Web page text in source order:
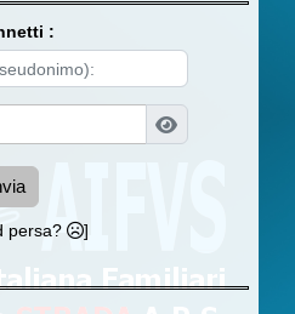
:
persa? ]